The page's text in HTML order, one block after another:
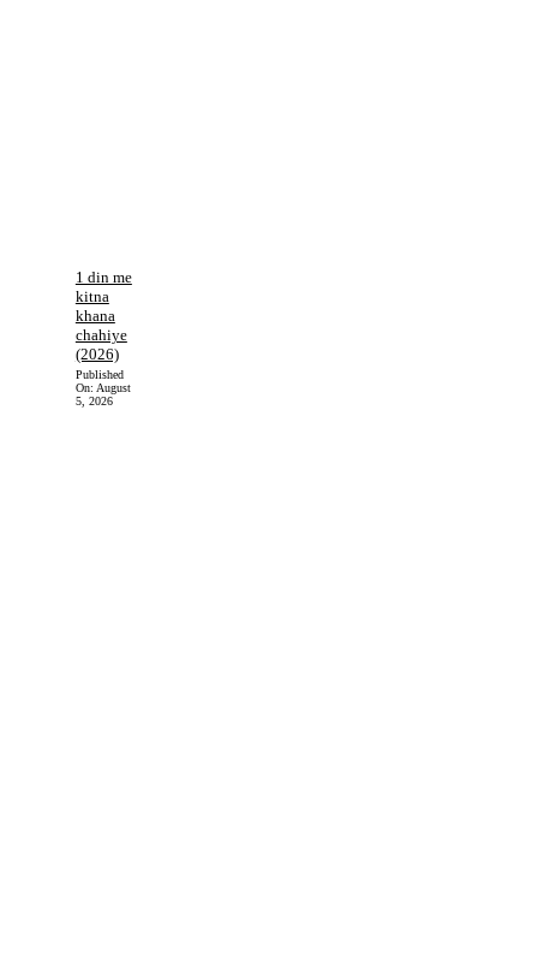
1 din me
kitna
khana
chahiye
(2026)
Published
On: August
5, 2026